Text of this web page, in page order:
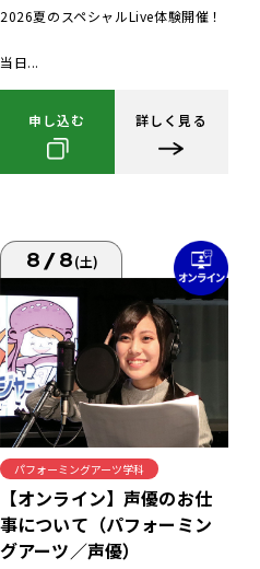
2026夏のスペシャルLive体験開催！
当日...
申し込む 詳しく見る
8/8(土)
パフォーミングアーツ学科
【オンライン】声優のお仕
事について（パフォーミン
グアーツ／声優）